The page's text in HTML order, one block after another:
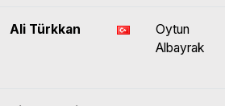
Ali Türkkan
Oytun
Albayrak